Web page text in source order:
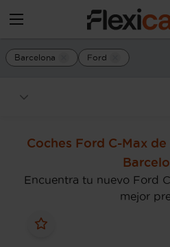
Barcelona Ford
Coches Ford C-Max
Encuentra tu nuevo Ford
mejor